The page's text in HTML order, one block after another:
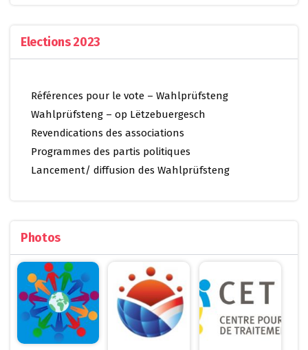
Elections 2023
Références pour le vote – Wahlprüfsteng
Wahlprüfsteng – op Lëtzebuergesch
Revendications des associations
Programmes des partis politiques
Lancement/ diffusion des Wahlprüfsteng
Photos